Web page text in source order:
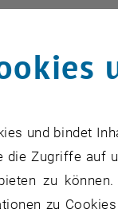
November 2026
10
NOV. 26
und bindet
Zugriffe auf
zu
zu